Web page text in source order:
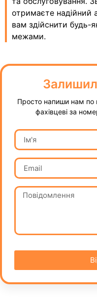
отримаєте надійний
вам здійснити будь-
межами.
Просто напиши нам по
фахівцеві за